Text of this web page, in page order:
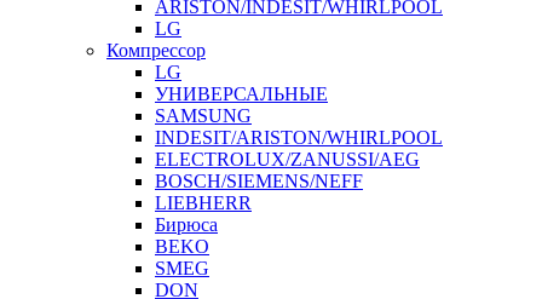
ARISTON/INDESIT/WHIRLPOOL
LG
Компрессор
LG
УНИВЕРСАЛЬНЫЕ
SAMSUNG
INDESIT/ARISTON/WHIRLPOOL
ELECTROLUX/ZANUSSI/AEG
BOSCH/SIEMENS/NEFF
LIEBHERR
Бирюса
BEKO
SMEG
DON